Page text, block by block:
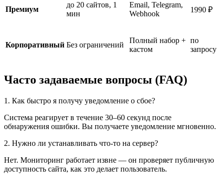
Премиум
до 20 сайтов, 1
мин
Email, Telegram,
Webhook
1990 ₽
Корпоративный Без ограничений
Полный набор +
кастом
по
запросу
Часто задаваемые вопросы (FAQ)
1. Как быстро я получу уведомление о сбое?
Система реагирует в течение 30–60 секунд после
обнаружения ошибки. Вы получаете уведомление мгновенно.
2. Нужно ли устанавливать что-то на сервер?
Нет. Мониторинг работает извне — он проверяет публичную
доступность сайта, как это делает пользователь.